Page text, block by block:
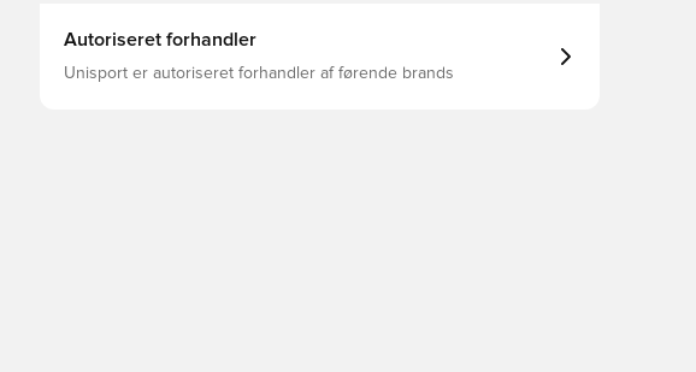
Autoriseret forhandler
Unisport er autoriseret forhandler af førende brands